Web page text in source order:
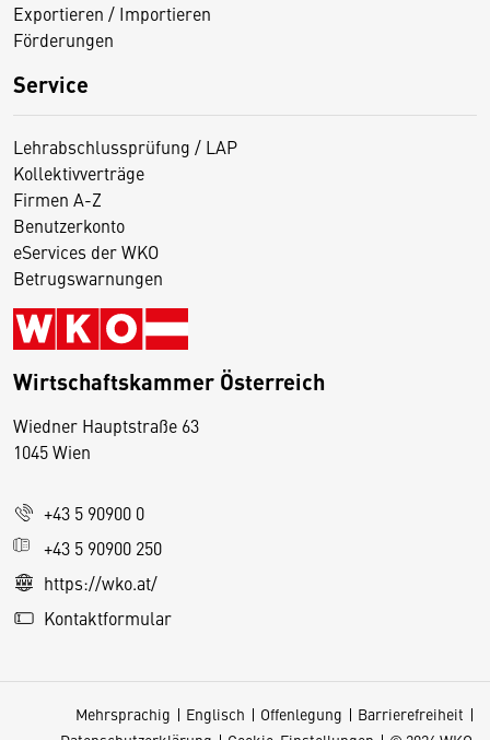
Exportieren / Importieren
Förderungen
Service
Lehrabschlussprüfung / LAP
Kollektivverträge
Firmen A-Z
Benutzerkonto
eServices der WKO
Betrugswarnungen
Wirtschaftskammer Österreich
Wiedner Hauptstraße 63
1045 Wien
+43 5 90900 0
+43 5 90900 250
https://wko.at/
Kontaktformular
Mehrsprachig Englisch Offenlegung
Barrierefreiheit
D
s
e
S
e